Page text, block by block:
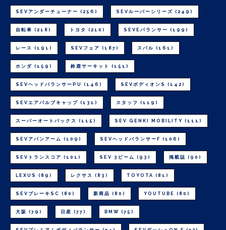
SEVアンダーチューナー (256) SEVルーパーシリーズ (249)
自転車 (218) トヨタ (210) SEVEバランサー (199)
レース (191) SEVフェア (187) スバル (161)
ホンダ (159) 鈴鹿サーキット (151)
SEVヘッドバランサーPU (146) SEVボディオンS (142)
SEVエアバルブキャップ (131) スタッフ (119)
スーパーオートバックス (115) SEV GENKI MOBILITY (111)
SEVアバンアーム (109) SEVヘッドバランサーF (106)
SEVトランスコア (101) SEV 3ビーム (93) 掲載誌 (90)
LEXUS (89) レクサス (83) TOYOTA (81)
SEVブレーキSC (80) 新商品 (80) YOUTUBE (80)
大阪 (79) 日産 (77) BMW (75)